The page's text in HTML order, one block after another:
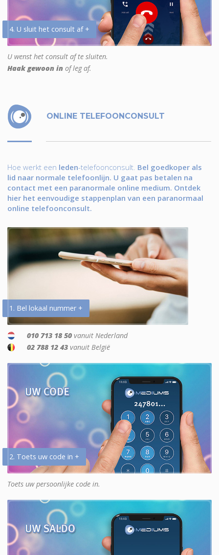
4. U sluit het consult af +
U wenst het consult af te sluiten.
Haak gewoon in of leg af.
ONLINE TELEFOONCONSULT
Hoe werkt een leden-telefoonconsult. Bel goedkoper als
lid naar normale telefoonlijn. U gaat pas betalen na
contact met een paranormale online medium. Ontdek
hier het eenvoudige stappenplan van een paranormaal
online telefoonconsult.
1. Bel lokaal nummer +
010 713 18 50 vanuit Nederland
02 788 12 43 vanuit België
2. Toets uw code in +
Toets uw persoonlijke code in.